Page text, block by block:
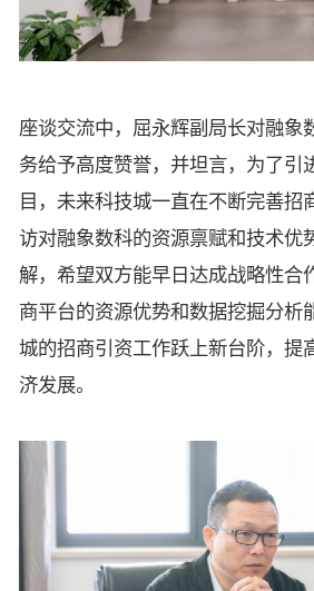
座谈交流中，屈永辉副局长对融象
务给予高度赞誉，并坦言，为了引
目，未来科技城一直在不断完善招
访对融象数科的资源禀赋和技术优
解，希望双方能早日达成战略性合
商平台的资源优势和数据挖掘分析
城的招商引资工作跃上新台阶，提
济发展。